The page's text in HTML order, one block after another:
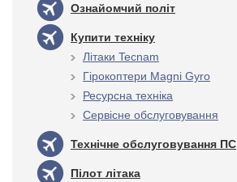
Ознайомчий політ
Купити техніку
Літаки Tecnam
Гірокоптери Magni Gyro
Ресурсна техніка
Сервісне обслуговування
Технічне обслуговування ПС
Пілот літака